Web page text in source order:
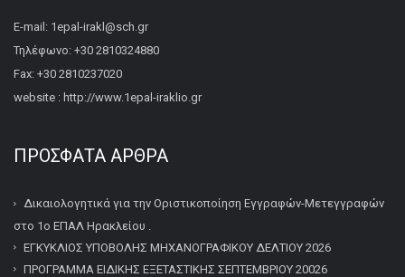
E-mail: 1epal-irakl@sch.gr
Τηλέφωνο: +30 2810324880
Fax: +30 2810237020
website : http://www.1epal-iraklio.gr
ΠΡΌΣΦΑΤΑ ΆΡΘΡΑ
Δικαιολογητικά για την Οριστικοποίηση Εγγραφών-Μετεγγραφών
στο 1ο ΕΠΑΛ Ηρακλείου .
ΕΓΚΥΚΛΙΟΣ ΥΠΟΒΟΛΗΣ ΜΗΧΑΝΟΓΡΑΦΙΚΟΥ ΔΕΛΤΙΟΥ 2026
ΠΡΟΓΡΑΜΜΑ ΕΙΔΙΚΗΣ ΕΞΕΤΑΣΤΙΚΗΣ ΣΕΠΤΕΜΒΡΙΟΥ 20026